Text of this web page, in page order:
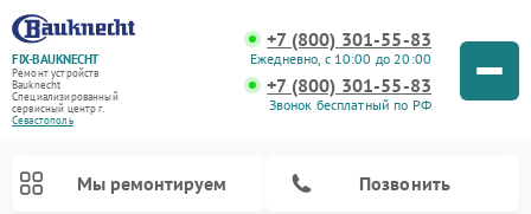
FIX-BAUKNECHT
Ремонт устройств
Bauknecht
Специализированный
cервисный центр г.
Севастополь
+7 (800) 301-55-83
Ежедневно, с 10:00 до 20:00
+7 (800) 301-55-83
Звонок бесплатный по РФ
Мы ремонтируем Позвонить